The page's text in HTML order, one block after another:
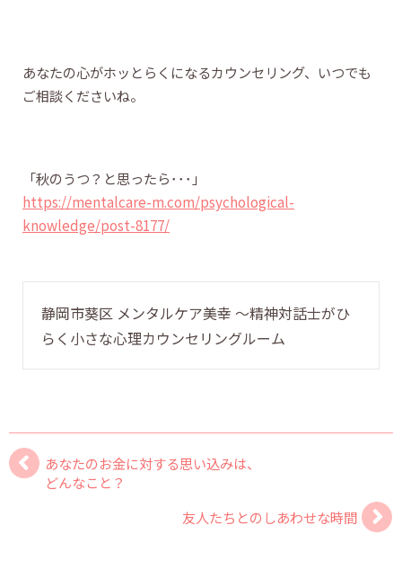
あなたの心がホッとらくになるカウンセリング、いつでも
ご相談くださいね。
「秋のうつ？と思ったら･･･」
https://mentalcare-m.com/psychological-
knowledge/post-8177/
静岡市葵区 メンタルケア美幸 〜精神対話士がひ
らく小さな心理カウンセリングルーム
あなたのお金に対する思い込みは、
どんなこと？
友人たちとのしあわせな時間